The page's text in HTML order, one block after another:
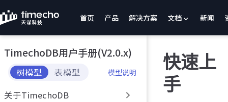
跳
至
主
內
容
首页 产品 解决方案 文档 新闻
TimechoDB用户手册(V2.0.x)
树模型 表模型 模型说明
关于TimechoDB
快速上
手